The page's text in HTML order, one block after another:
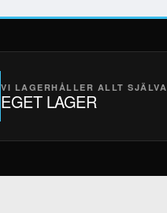
VI LAGERHÅLLER ALLT SJÄLVA
EGET LAGER